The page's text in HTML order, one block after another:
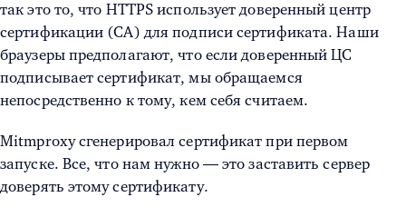
так это то, что HTTPS использует доверенный центр
сертификации (CA) для подписи сертификата. Наши
браузеры предполагают, что если доверенный ЦС
подписывает сертификат, мы обращаемся
непосредственно к тому, кем себя считаем.
Mitmproxy сгенерировал сертификат при первом
запуске. Все, что нам нужно — это заставить сервер
доверять этому сертификату.